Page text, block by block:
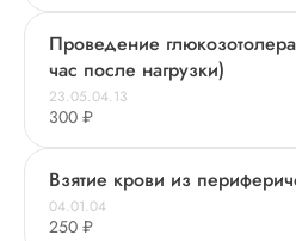
Проведение
час после нагрузки)
23.05.04.13
300 ₽
Взятие крови из
04.01.04
250 ₽